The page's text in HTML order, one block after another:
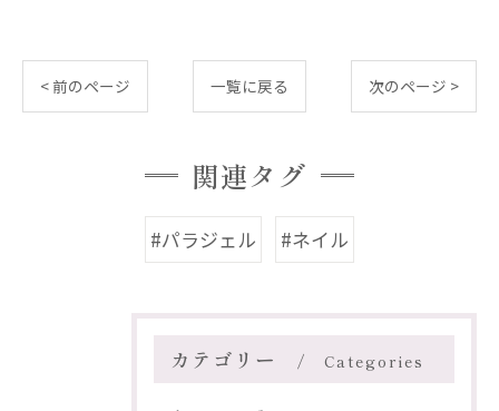
< 前のページ 一覧に戻る 次のページ >
関連タグ
#パラジェル #ネイル
カテゴリー Categories